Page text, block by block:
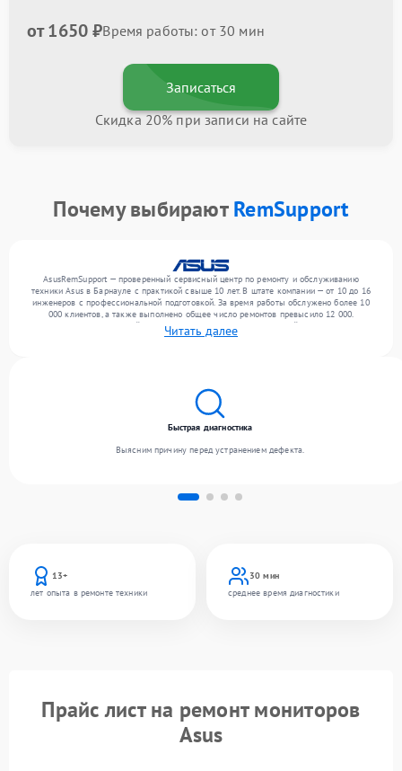
от 1650 ₽Время работы: от 30 мин
Записаться
Скидка 20% при записи на сайте
Почему выбираютRemSupport
AsusRemSupport — проверенный сервисный центр по ремонту и обслуживанию
техники Asus в Барнауле с практикой свыше 10 лет. В штате компании — от 10 до 16
инженеров с профессиональной подготовкой. За время работы обслужено более 10
000 клиентов, а также выполнено общее число ремонтов превысило 12 000.
Ежемесячно в сервисный центр поступает более 300 обращений, включая , , . Мы
беремся за задачи любой сложности и поддерживаем высокий стандарт качества
Читать далее
13+
лет опыта в ремонте техники
30 мин
среднее время диагностики
Быстрая диагностика
Выясним причину перед устранением дефекта.
Прайс лист на ремонт мониторов
Asus